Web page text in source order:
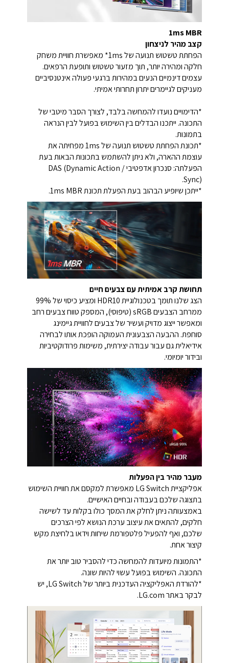
1ms MBR
קצב מהיר לניצחון
הפחתת טשטוש תנועה של 1ms* מאפשרת חוויית משחק
חלקה ומהירה יותר, תוך מזעור טשטוש ותופעת הרפאים.
עצמים דינמיים הנעים במהירות ברגעי פעולה אינטנסיביים
מעניקים לגיימרים יתרון תחרותי אמיתי.
*הדימויים נועדו להמחשה בלבד, לצורך הסבר מיטבי של
התכונה. ייתכנו הבדלים בין השימוש בפועל לבין הנראה
בתמונות.
*תכונת הפחתת טשטוש תנועה של 1ms מפחיתה את
עוצמת ההארה, ולא ניתן להשתמש בתכונות הבאות בעת
הפעלתה: סנכרון אדפטיבי / DAS (Dynamic Action
Sync).
*ייתכן שיופיע הבהוב בעת הפעלת תכונת 1ms MBR.
תחושת קרב אמיתית עם צבעים חיים
הצג שלנו תומך בטכנולוגיית ‎HDR10‎ ומציע כיסוי של ‎99%‎
ממרחב הצבעים ‎sRGB‎ (טיפוסי), המספק טווח צבעים רחב
ומאפשר ייצוג מדויק ועשיר של צבעים לחוויית גיימינג
סוחפת. ההבעה הצבעונית העמוקה הופכת אותו לבחירה
אידיאלית גם עבור עבודה יצירתית, משימות פרודוקטיביות
ובידור יומיומי.
מעבר מהיר בין הפעלות
אפליקציית ‏LG Switch מאפשרת למקסם את חוויית השימוש
בתצוגה שלכם בעבודה ובחיים האישיים.
באמצעותה ניתן לחלק את המסך כולו בקלות עד לשישה
חלקים, להתאים את עיצוב ערכת הנושא לפי הצרכים
שלכם, ואף להפעיל פלטפורמת שיחות וידאו בלחיצת מקש
קיצור אחת.
*התמונות מיועדות להמחשה כדי להסביר טוב יותר את
התכונה. השימוש בפועל עשוי להיות שונה.
*להורדת האפליקציה העדכנית ביותר של LG Switch, יש
לבקר באתר ‎‏LG.com.